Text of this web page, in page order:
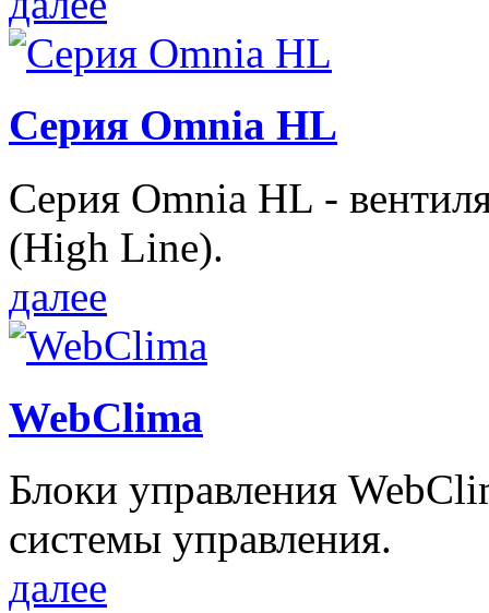
Серия Omnia HL
Серия Omnia HL -
(High Line).
далее
WebClima
Блоки упрaвлeния
системы управления.
далее